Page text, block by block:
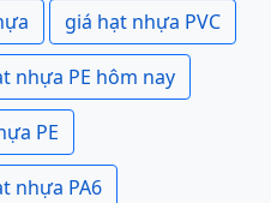
giá hạt nhựa PVC
nhựa PE hôm nay
PE
nhựa PA6